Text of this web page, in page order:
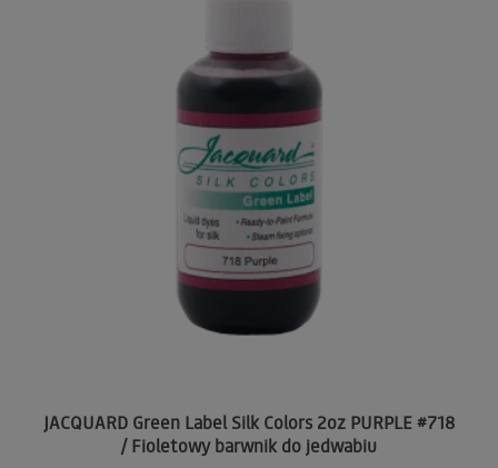
JACQUARD Green Label Silk Colors 2oz PURPLE #718
/ Fioletowy barwnik do jedwabiu